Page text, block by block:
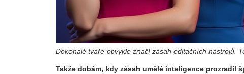
Dokonalé tváře obvykle značí zásah editačních nástrojů.
Takže dobám, kdy zásah umělé inteligence prozradil